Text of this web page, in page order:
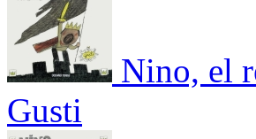
Nino, el
Gusti